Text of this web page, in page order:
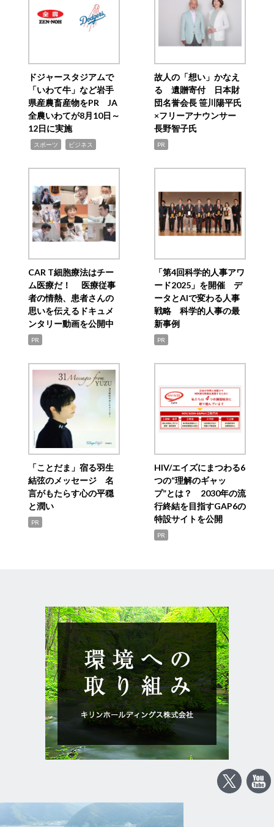
ドジャースタジアムで
「いわて牛」など岩手
県産農畜産物をPR JA
全農いわてが8月10日～
12日に実施
スポーツ ビジネス
故人の「想い」かなえ
る 遺贈寄付 日本財
団名誉会長 笹川陽平氏
×フリーアナウンサー
長野智子氏
PR
CAR T細胞療法はチー
ム医療だ！ 医療従事
者の情熱、患者さんの
思いを伝えるドキュメ
ンタリー動画を公開中
PR
「第4回科学的人事アワ
ード2025」を開催 デ
ータとAIで変わる人事
戦略 科学的人事の最
新事例
PR
「ことだま」宿る羽生
結弦のメッセージ 名
言がもたらす心の平穏
と潤い
PR
HIV/エイズにまつわる6
つの“理解のギャッ
プ”とは？ 2030年の流
行終結を目指すGAP6の
特設サイトを公開
PR